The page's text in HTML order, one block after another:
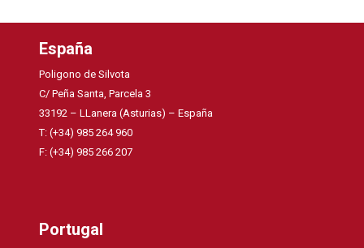
España
Poligono de Silvota
C/ Peña Santa, Parcela 3
33192 – LLanera (Asturias) – España
T: (+34) 985 264 960
F: (+34) 985 266 207
Portugal